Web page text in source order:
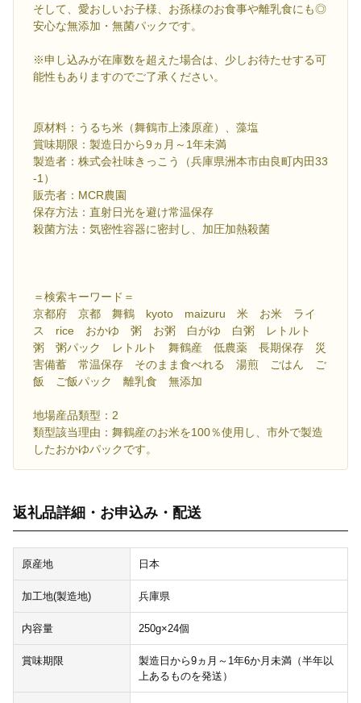
そして、愛おしいお子様、お孫様のお食事や離乳食にも◎
安心な無添加・無菌パックです。
※申し込みが在庫数を超えた場合は、少しお待たせする可
能性もありますのでご了承ください。
原材料：うるち米（舞鶴市上漆原産）、藻塩
賞味期限：製造日から9ヵ月～1年未満
製造者：株式会社味きっこう（兵庫県洲本市由良町内田33
-1）
販売者：MCR農園
保存方法：直射日光を避け常温保存
殺菌方法：気密性容器に密封し、加圧加熱殺菌
＝検索キーワード＝
京都府 京都 舞鶴 kyoto maizuru 米 お米 ライ
ス rice おかゆ 粥 お粥 白がゆ 白粥 レトルト
粥 粥パック レトルト 舞鶴産 低農薬 長期保存 災
害備蓄 常温保存 そのまま食べれる 湯煎 ごはん ご
飯 ご飯パック 離乳食 無添加
地場産品類型：2
類型該当理由：舞鶴産のお米を100％使用し、市外で製造
したおかゆパックです。
返礼品詳細・お申込み・配送
原産地 日本
加工地(製造地) 兵庫県
内容量 250g×24個
賞味期限
製造日から9ヵ月～1年6か月未満（半年以
上あるものを発送）